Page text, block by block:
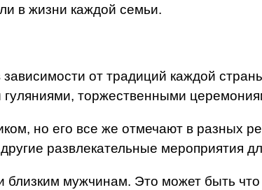
в жизни каждой семьи.
от традиций каждой
торжественными
но его все же отмечают в разных
развлекательные мероприятия
мужчинам. Это может быть